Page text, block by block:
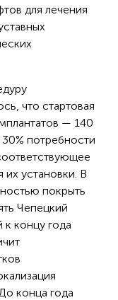
для лечения
что стартовая
— 140
потребности
их установки. В
покрыть
Чепецкий
концу года
конца года